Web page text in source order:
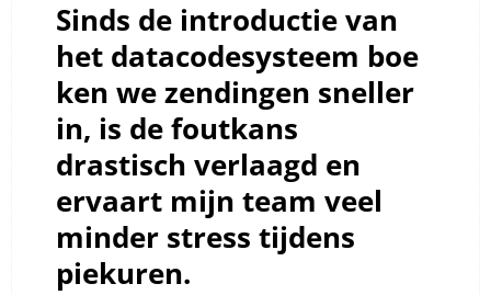
Sinds de introductie van
het datacodesysteem boe
ken we zendingen sneller
in, is de foutkans
drastisch verlaagd en
ervaart mijn team veel
minder stress tijdens
piekuren.